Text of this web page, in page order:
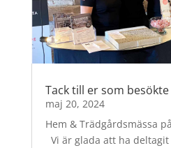
Tack till er som
maj 20, 2024
Hem & Trädgårdsmässa
Vi är glada att ha